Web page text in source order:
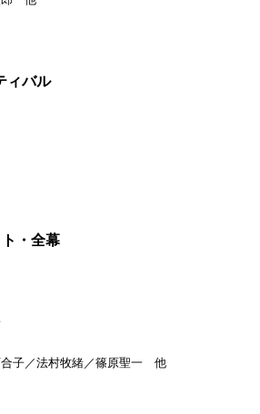
ィバル
・全幕
合子／法村牧緒／篠原聖一 他